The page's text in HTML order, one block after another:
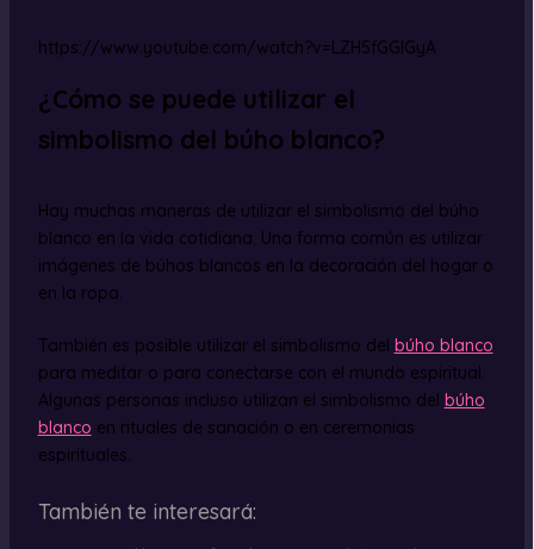
https://www.youtube.com/watch?v=LZH5fGGlGyA
¿Cómo se puede utilizar el
simbolismo del búho blanco?
Hay muchas maneras de utilizar el simbolismo del búho
blanco en la vida cotidiana. Una forma común es utilizar
imágenes de búhos blancos en la decoración del hogar o
en la ropa.
También es posible utilizar el simbolismo del búho blanco
para meditar o para conectarse con el mundo espiritual.
Algunas personas incluso utilizan el simbolismo del búho
blanco en rituales de sanación o en ceremonias
espirituales.
También te interesará: